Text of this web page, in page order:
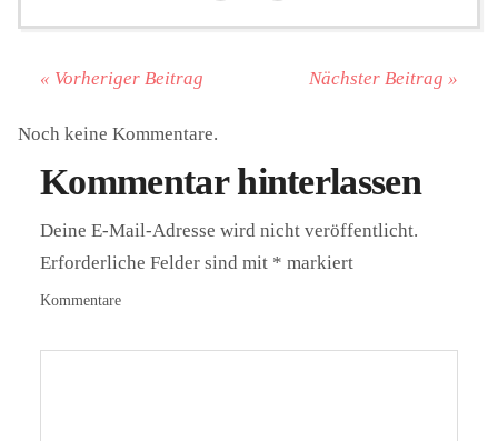
« Vorheriger Beitrag Nächster Beitrag »
Noch keine Kommentare.
Kommentar hinterlassen
Deine E-Mail-Adresse wird nicht veröffentlicht.
Erforderliche Felder sind mit * markiert
Kommentare